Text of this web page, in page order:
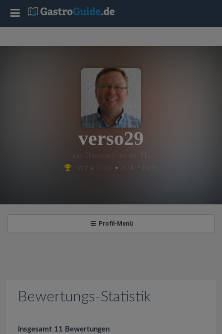
verso29
aus Ebersbach an der Fils
Platz #1066 • 374 Punkte
Profil-Menü
Bewertungs-Statistik
Insgesamt 11 Bewertungen
T
a
t